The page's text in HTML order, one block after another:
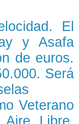
El
y Asafa
de euros.
Será
Veterano